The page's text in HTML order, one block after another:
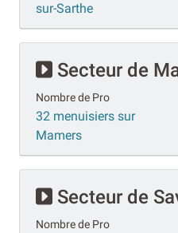
sur-Sarthe
Secteur de
Nombre de Pro
32 menuisiers sur
Mamers
Secteur de
Nombre de Pro